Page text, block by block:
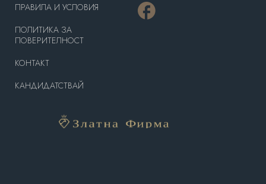
ПРАВИЛА И УСЛОВИЯ
ПОЛИТИКА ЗА
ПОВЕРИТЕЛНОСТ
КОНТАКТ
КАНДИДАТСТВАЙ